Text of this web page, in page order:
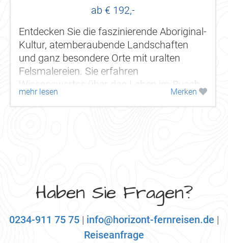
ab € 192,-
Entdecken Sie die faszinierende Aboriginal-
Kultur, atemberaubende Landschaften
und ganz besondere Orte mit uralten
Felsmalereien. Sie erfahren
Wissenswertes über das Leben im Busch,
die Jagd, Nahrungssuche und -
zubereitung. Mit spezieller...
mehr lesen Merken
Haben Sie Fragen?
0234-911 75 75 | info@horizont-fernreisen.de |
Reiseanfrage